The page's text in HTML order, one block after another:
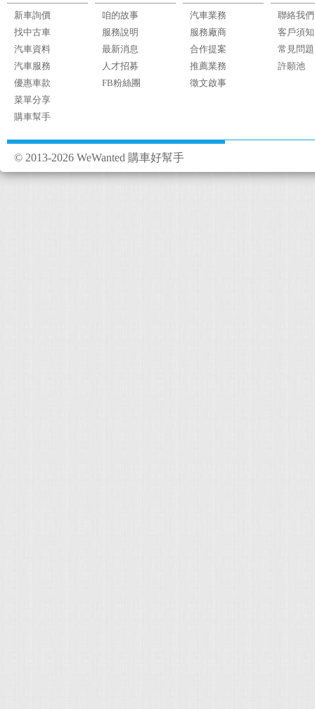
新車詢價
找中古車
汽車資料
汽車服務
優惠車款
菜單分享
購車幫手
咱的故事
服務說明
最新消息
人才招募
FB粉絲團
汽車業務
服務廠商
合作提案
推薦業務
徵文啟事
聯絡我們
客戶須知
常見問題
許願池
© 2013-2026 WeWanted 購車好幫手